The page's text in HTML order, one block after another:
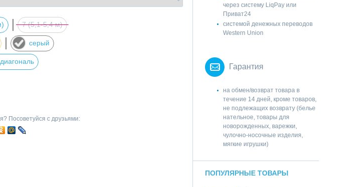
7 (5,1-5,4 м)
серый
Посоветуйся с друзьями:
через систему LiqPay или
Приват24
системой денежных переводов
Western Union
Гарантия
на обмен/возврат товара в
течение 14 дней, кроме товаров,
не подлежащих возврату (белье
нательное, товары для
новорожденных, варежки,
чулочно-носочные изделия,
мягкие игрушки)
ПОПУЛЯРНЫЕ ТОВАРЫ